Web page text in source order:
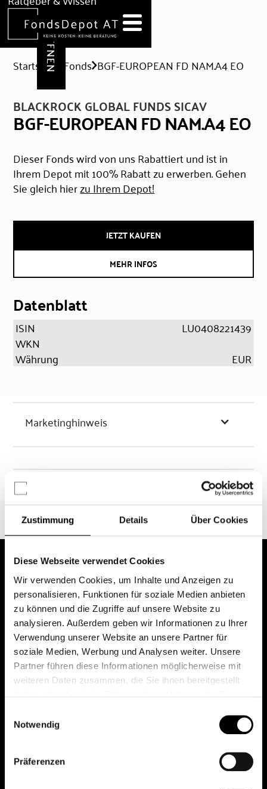
Zustimmung Details Über Cookies
Diese Webseite verwendet Cookies
Wir verwenden Cookies, um Inhalte und Anzeigen zu
personalisieren, Funktionen für soziale Medien anbieten
zu können und die Zugriffe auf unsere Website zu
analysieren. Außerdem geben wir Informationen zu Ihrer
Verwendung unserer Website an unsere Partner für
soziale Medien, Werbung und Analysen weiter. Unsere
Partner führen diese Informationen möglicherweise mit
weiteren Daten zusammen, die Sie ihnen bereitgestellt
Notwendig
Präferenzen
Hilfe & Formulare
DEPOT ERÖFFNEN
Startseite Fonds BGF-EUROPEAN FD NAM.A4 EO
BLACKROCK GLOBAL FUNDS SICAV
BGF-EUROPEAN FD NAM.A4 EO
Dieser Fonds wird von uns Rabattiert und ist in
Ihrem Depot mit 100% Rabatt zu erwerben. Gehen
Sie gleich hierzu Ihrem Depot!
JETZT KAUFEN
MEHR INFOS
Datenblatt
ISIN
LU0408221439
WKN
Währung
EUR
Marketinghinweis
Chancen & Risiken
Das erste Depot in Österreich mit 0€ Kontoführung,
0€ Ausgabeaufschlag und 0€ Depotgebühren bei
knapp 2000 Fonds und 0€ Orderspesen.
All rights reserved.